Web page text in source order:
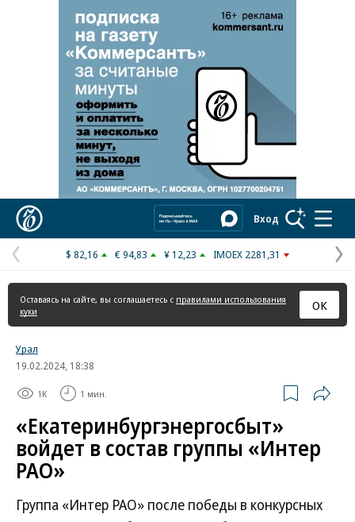
Реклама в «Ъ» www.kommersant.ru/ad
Вход
Предыдущая
страница
$ 82,16 € 94,83 ¥ 12,23 IMOEX 2281,31
Оставаясь на сайте, вы соглашаетесь с правилами использования
куки
ОК
Урал
19.02.2024, 18:38
1K 1 мин.
«Екатеринбургэнергосбыт»
войдет в состав группы «Интер
РАО»
Группа «Интер РАО» после победы в конкурсных